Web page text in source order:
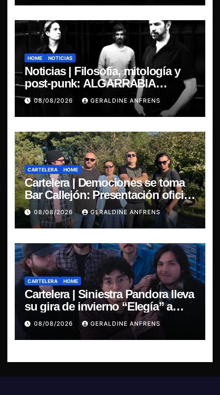
HOME NOTICIAS
Noticias | Filosofía, mitología y
post-punk: ALGARRABIA
presenta “Cantos de Sirena”
08/08/2026 GERALDINE ANFRENS
CARTELERA HOME
Cartelera | Demociones se toma
Bar Callejón: Presentación oficial
de su EP y estreno del single
“Mujer Escarlata”
08/08/2026 GERALDINE ANFRENS
CARTELERA HOME
Cartelera | Siniestra Pandora lleva
su gira de invierno “Elegía” a
Concepción.
08/08/2026 GERALDINE ANFRENS